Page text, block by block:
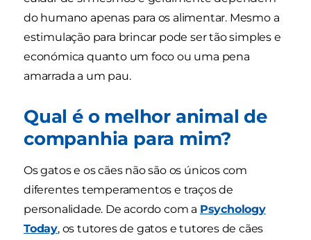
do humano apenas para os alimentar. Mesmo a
estimulação para brincar pode ser tão simples e
económica quanto um foco ou uma pena
amarrada a um pau.
Qual é o melhor animal de
companhia para mim?
Os gatos e os cães não são os únicos com
diferentes temperamentos e traços de
personalidade. De acordo com a Psychology
Today, os tutores de gatos e tutores de cães